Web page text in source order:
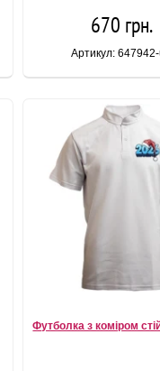
670 грн.
Артикул:
Футболка з коміром